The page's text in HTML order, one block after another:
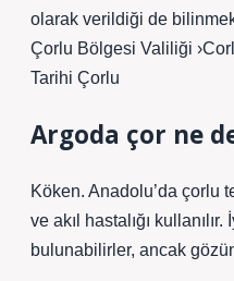
olarak verildiği de
Çorlu Bölgesi Valiliği
Tarihi Çorlu
Argoda çor ne
Köken. Anadolu’da çorlu
ve akıl hastalığı
bulunabilirler, ancak